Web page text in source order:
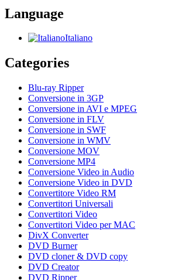
Language
Italiano
Categories
Blu-ray Ripper
Conversione in 3GP
Conversione in AVI e MPEG
Conversione in FLV
Conversione in SWF
Conversione in WMV
Conversione MOV
Conversione MP4
Conversione Video in Audio
Conversione Video in DVD
Convertitore Video RM
Convertitori Universali
Convertitori Video
Convertitori Video per MAC
DivX Converter
DVD Burner
DVD cloner & DVD copy
DVD Creator
DVD Ripper